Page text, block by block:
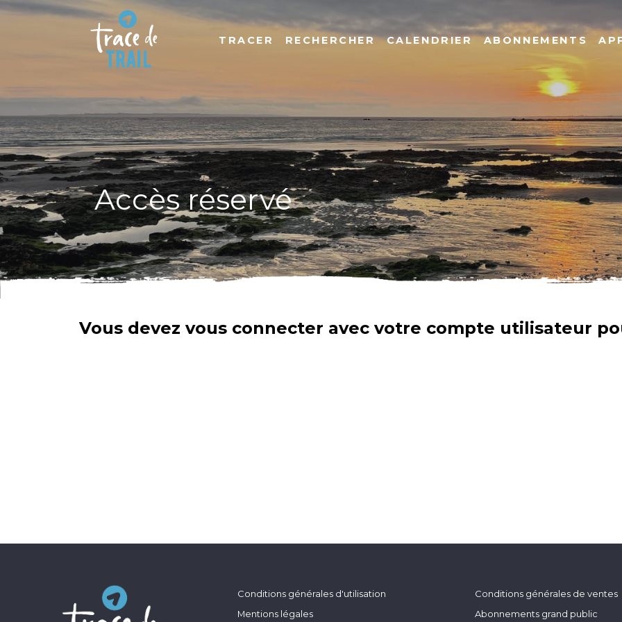
TRACER RECHERCHER CALENDRIER ABONNEMENTS
Accès réservé
Vous devez vous connecter avec votre compte utilisateur
Conditions générales d'utilisation
Mentions légales
Conditions générales de ventes
Abonnements grand public